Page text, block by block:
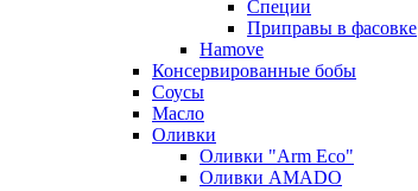
Специи
Приправы в фасовке
Hamove
Консервированные бобы
Соусы
Масло
Оливки
Оливки "Arm Eco"
Оливки AMADO